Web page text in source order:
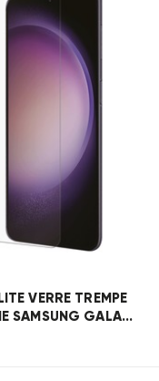
VERRE TREMPE
SAMSUNG GALA...